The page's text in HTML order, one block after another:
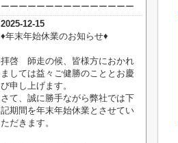
ーーーーーーーーーーーーーーー
2025-12-15
♦︎年末年始休業のお知らせ♦︎
拝啓 師走の候、皆様方におかれ
ましては益々ご健勝のこととお慶
び申し上げます。
さて、誠に勝手ながら弊社では下
記期間を年末年始休業とさせてい
ただきます。